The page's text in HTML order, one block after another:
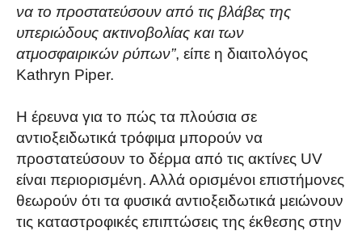
να το προστατεύσουν από τις βλάβες της
υπεριώδους ακτινοβολίας και των
ατμοσφαιρικών ρύπων”, είπε η διαιτολόγος
Kathryn Piper.
Η έρευνα για το πώς τα πλούσια σε
αντιοξειδωτικά τρόφιμα μπορούν να
προστατεύσουν το δέρμα από τις ακτίνες UV
είναι περιορισμένη. Αλλά ορισμένοι επιστήμονες
θεωρούν ότι τα φυσικά αντιοξειδωτικά μειώνουν
τις καταστροφικές επιπτώσεις της έκθεσης στην